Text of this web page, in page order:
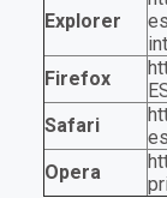
Explorer
Firefox
Safari
Opera